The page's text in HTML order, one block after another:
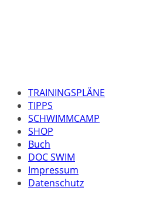
TRAININGSPLÄNE
TIPPS
SCHWIMMCAMP
SHOP
Buch
DOC SWIM
Impressum
Datenschutz